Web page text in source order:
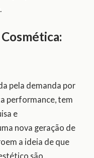
pela demanda por
performance, tem
e
nova geração de
a ideia de que
são